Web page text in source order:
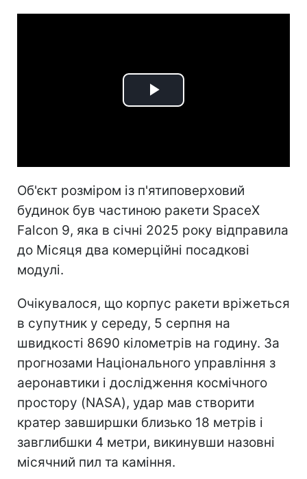
Play
Об'єкт розміром із п'ятиповерховий
будинок був частиною ракети SpaceX
Falcon 9, яка в січні 2025 року відправила
до Місяця два комерційні посадкові
модулі.
Очікувалося, що корпус ракети вріжеться
в супутник у середу, 5 серпня на
швидкості 8690 кілометрів на годину. За
прогнозами Національного управління з
аеронавтики і дослідження космічного
простору (NASA), удар мав створити
кратер завширшки близько 18 метрів і
завглибшки 4 метри, викинувши назовні
місячний пил та каміння.